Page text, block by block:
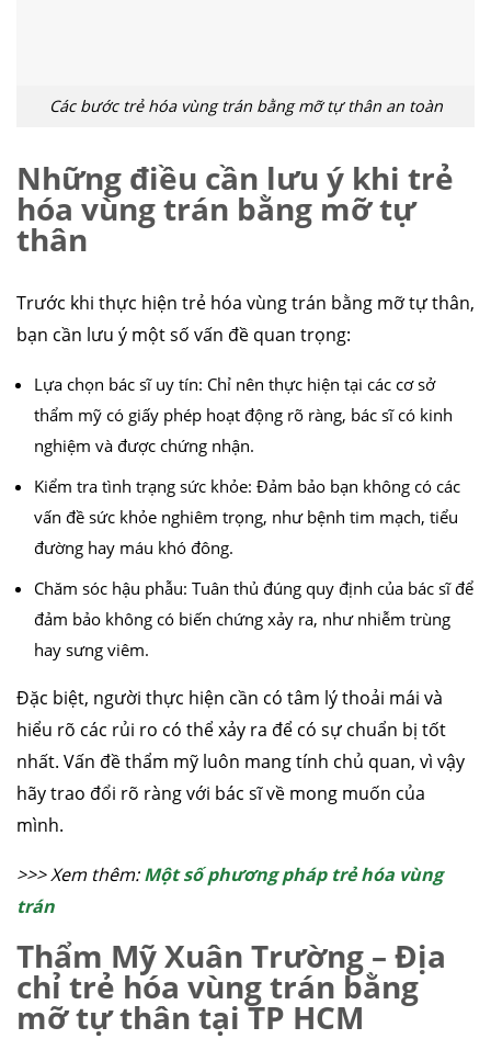
Các bước trẻ hóa vùng trán bằng mỡ tự thân an toàn
Những điều cần lưu ý khi trẻ
hóa vùng trán bằng mỡ tự
thân
Trước khi thực hiện trẻ hóa vùng trán bằng mỡ tự thân,
bạn cần lưu ý một số vấn đề quan trọng:
Lựa chọn bác sĩ uy tín: Chỉ nên thực hiện tại các cơ sở
thẩm mỹ có giấy phép hoạt động rõ ràng, bác sĩ có kinh
nghiệm và được chứng nhận.
Kiểm tra tình trạng sức khỏe: Đảm bảo bạn không có các
vấn đề sức khỏe nghiêm trọng, như bệnh tim mạch, tiểu
đường hay máu khó đông.
Chăm sóc hậu phẫu: Tuân thủ đúng quy định của bác sĩ để
đảm bảo không có biến chứng xảy ra, như nhiễm trùng
hay sưng viêm.
Đặc biệt, người thực hiện cần có tâm lý thoải mái và
hiểu rõ các rủi ro có thể xảy ra để có sự chuẩn bị tốt
nhất. Vấn đề thẩm mỹ luôn mang tính chủ quan, vì vậy
hãy trao đổi rõ ràng với bác sĩ về mong muốn của
mình.
>>> Xem thêm:Một số phương pháp trẻ hóa vùng
trán
Thẩm Mỹ Xuân Trường – Địa
chỉ trẻ hóa vùng trán bằng
mỡ tự thân tại TP HCM